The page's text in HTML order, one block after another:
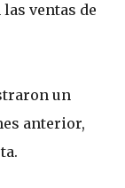
ventas de
un
anterior,